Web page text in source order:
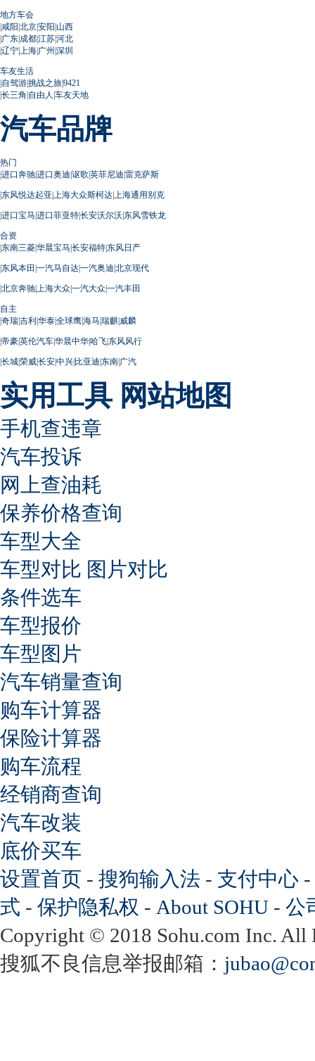
地方车会
|咸阳|北京|安阳|山西
|广东|成都|江苏|河北
|辽宁| 上海|广州 |深圳
车友生活
|自驾游|挑战之旅|9421
|长三角 |自由人 |车友天地
汽车品牌
热门
|进口奔驰|进口奥迪|讴歌|英菲尼迪|雷克萨斯
|东风悦达起亚| 上海大众斯柯达| 上海通用别克
|进口宝马|进口菲亚特|长安沃尔沃|东风雪铁龙
合资
|东南三菱|华晨宝马|长安福特|东风日产
|东风本田 |一汽马自达|一汽奥迪|北京现代
|北京奔驰| 上海大众|一汽大众|一汽丰田
自主
|奇瑞|吉利|华泰|全球鹰|海马|瑞麒|威麟
|帝豪|英伦汽车|华晨中华|哈飞|东风风行
|长城|荣威|长安|中兴|比亚迪|东南|广汽
实用工具 网站地图
手机查违章
汽车投诉
网上查油耗
保养价格查询
车型大全
车型对比 图片对比
条件选车
车型报价
车型图片
汽车销量查询
购车计算器
保险计算器
购车流程
经销商查询
汽车改装
底价买车
设置首页 - 搜狗输入法 - 支付中心 -
式 - 保护隐私权 - About SOHU - 公
Copyright © 2018 Sohu.com Inc.
搜狐不良信息举报邮箱：